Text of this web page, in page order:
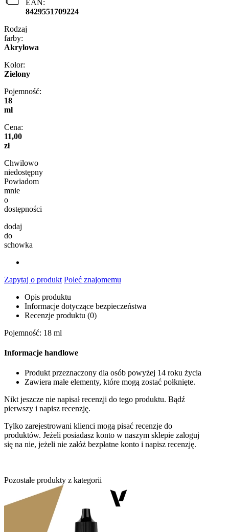
EAN:
8429551709224
Rodzaj
farby:
Akrylowa
Kolor:
Zielony
Pojemność:
18
ml
Cena:
11,00
zł
Chwilowo
niedostępny
Powiadom
mnie
o
dostępności
dodaj
do
schowka
Zapytaj o produkt Poleć znajomemu
Opis produktu
Informacje dotyczące bezpieczeństwa
Recenzje produktu (0)
Pojemność: 18 ml
Informacje handlowe
Produkt przeznaczony dla osób powyżej 14 roku życia
Zawiera małe elementy, które mogą zostać połknięte.
Nikt jeszcze nie napisał recenzji do tego produktu. Bądź
pierwszy i napisz recenzję.
Tylko zarejestrowani klienci mogą pisać recenzje do
produktów. Jeżeli posiadasz konto w naszym sklepie zaloguj
się na nie, jeżeli nie załóż bezpłatne konto i napisz recenzję.
Pozostałe produkty z kategorii